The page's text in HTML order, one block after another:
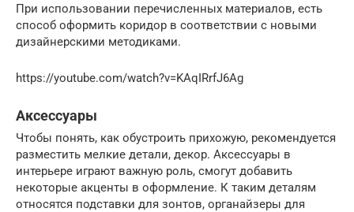
При использовании перечисленных материалов, есть
способ оформить коридор в соответствии с новыми
дизайнерскими методиками.
https://youtube.com/watch?v=KAqIRrfJ6Ag
Аксессуары
Чтобы понять, как обустроить прихожую, рекомендуется
разместить мелкие детали, декор. Аксессуары в
интерьере играют важную роль, смогут добавить
некоторые акценты в оформление. К таким деталям
относятся подставки для зонтов, органайзеры для